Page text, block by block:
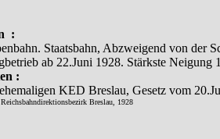
:
Staatsbahn, Abzweigend von der
ab 22.Juni 1928. Stärkste
:
KED Breslau, Gesetz vom
Breslau, 1928